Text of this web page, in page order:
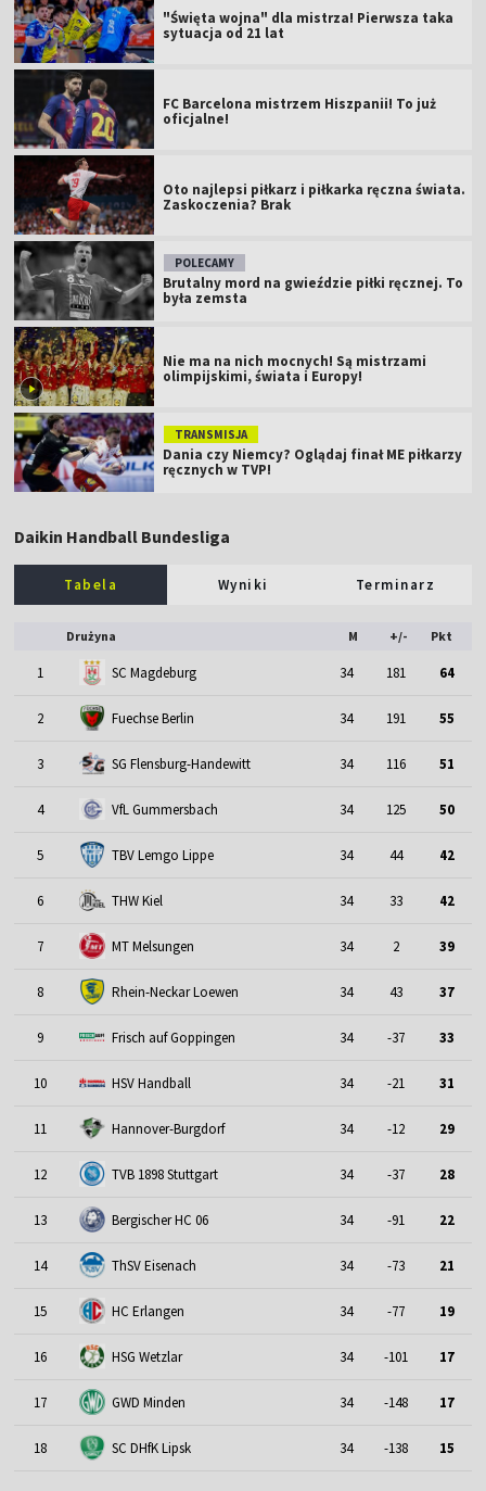
"Święta wojna" dla mistrza! Pierwsza taka
sytuacja od 21 lat
FC Barcelona mistrzem Hiszpanii! To już
oficjalne!
Oto najlepsi piłkarz i piłkarka ręczna świata.
Zaskoczenia? Brak
POLECAMY
Brutalny mord na gwieździe piłki ręcznej. To
była zemsta
Nie ma na nich mocnych! Są mistrzami
olimpijskimi, świata i Europy!
TRANSMISJA
Dania czy Niemcy? Oglądaj finał ME piłkarzy
ręcznych w TVP!
Daikin Handball Bundesliga
Tabela Wyniki Terminarz
Drużyna M +/- Pkt
1 SC Magdeburg 34 181 64
2 Fuechse Berlin 34 191 55
3 SG Flensburg-Handewitt 34 116 51
4 VfL Gummersbach 34 125 50
5 TBV Lemgo Lippe 34 44 42
6 THW Kiel 34 33 42
7 MT Melsungen 34 2 39
8 Rhein-Neckar Loewen 34 43 37
9 Frisch auf Goppingen 34 -37 33
10 HSV Handball 34 -21 31
11 Hannover-Burgdorf 34 -12 29
12 TVB 1898 Stuttgart 34 -37 28
13 Bergischer HC 06 34 -91 22
14 ThSV Eisenach 34 -73 21
15 HC Erlangen 34 -77 19
16 HSG Wetzlar 34 -101 17
17 GWD Minden 34 -148 17
18 SC DHfK Lipsk 34 -138 15